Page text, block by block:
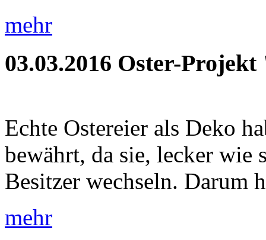
mehr
03.03.2016 Oster-
Echte Ostereier als Deko
bewährt, da sie, lecker wie
Besitzer wechseln. Darum
mehr